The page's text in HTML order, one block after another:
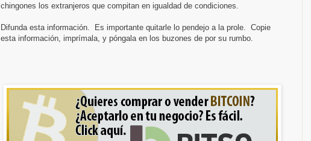
chingones los extranjeros que compitan en igualdad de condiciones.
Difunda esta información. Es importante quitarle lo pendejo a la prole. Copie
esta información, imprímala, y póngala en los buzones de por su rumbo.